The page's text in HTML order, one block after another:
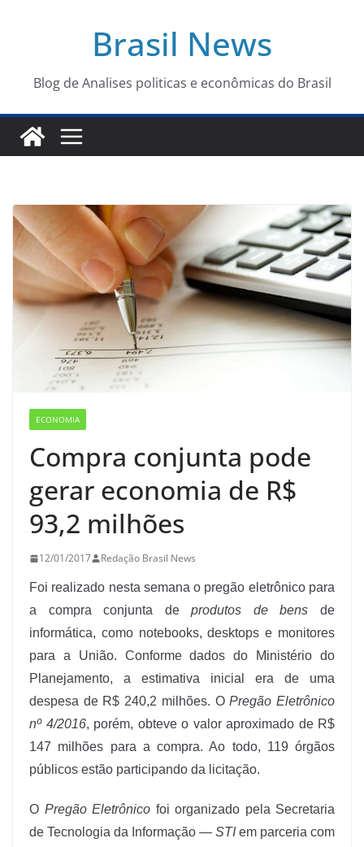
conteúdo
Brasil News
Blog de Analises politicas e econômicas do Brasil
ECONOMIA
Compra conjunta pode
gerar economia de R$
93,2 milhões
12/01/2017 Redação Brasil News
Foi realizado nesta semana o pregão eletrônico para
a compra conjunta deprodutos de bens de
informática, como notebooks, desktops e monitores
para a União. Conforme dados do Ministério do
Planejamento, a estimativa inicial era de uma
despesa de R$ 240,2 milhões. OPregão Eletrônico
nº 4/2016, porém, obteve o valor aproximado de R$
147 milhões para a compra. Ao todo, 119 órgãos
públicos estão participando da licitação.
O Pregão Eletrônico foi organizado pela Secretaria
de Tecnologia da Informação — STIem parceria com